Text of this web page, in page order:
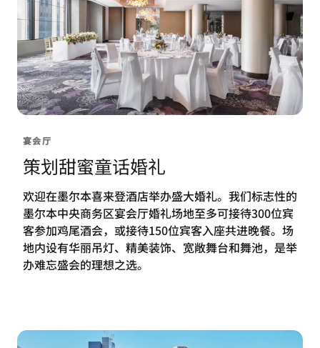
宴会厅
策划甜蜜童话婚礼
欢迎在墨尔本喜来登酒店举办盛大婚礼。我们标志性的
墨尔本中央商务区宴会厅婚礼场地至多可接待300位宾
客参加鸡尾酒会，或接待150位宾客入座共进晚餐。场
地内设有华丽吊灯、精美装饰、宽敞舞台和舞池，是举
办难忘盛会的理想之选。